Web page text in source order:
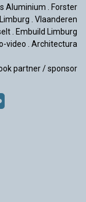
Aluminium
Forster
Limburg
Vlaanderen
Embuild Limburg
video
Architectura
partner / sponsor